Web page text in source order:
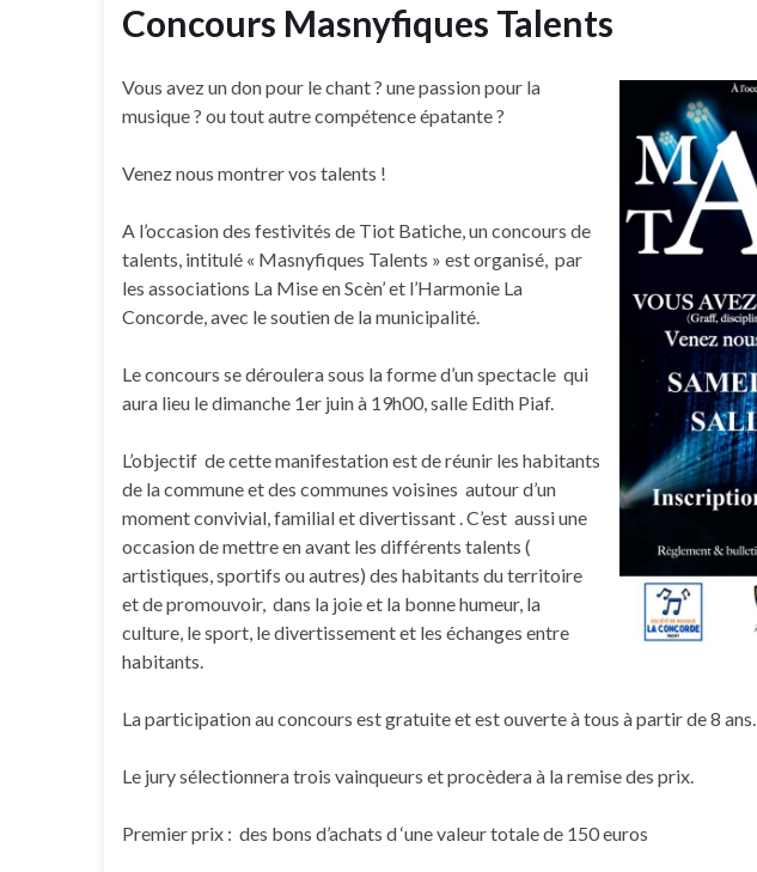
Concours Masnyfiques Talents
Vous avez un don pour le chant ? une passion pour la
musique ? ou tout autre compétence épatante ?
Venez nous montrer vos talents !
A l’occasion des festivités de Tiot Batiche, un concours de
talents, intitulé « Masnyfiques Talents » est organisé, par
les associations La Mise en Scèn’ et l’Harmonie La
Concorde, avec le soutien de la municipalité.
Le concours se déroulera sous la forme d’un spectacle qui
aura lieu le dimanche 1er juin à 19h00, salle Edith Piaf.
L’objectif de cette manifestation est de réunir les habitants
de la commune et des communes voisines autour d’un
moment convivial, familial et divertissant . C’est aussi une
occasion de mettre en avant les différents talents (
artistiques, sportifs ou autres) des habitants du territoire
et de promouvoir, dans la joie et la bonne humeur, la
culture, le sport, le divertissement et les échanges entre
habitants.
La participation au concours est gratuite et est ouverte à tous à partir de 8 ans.
Le jury sélectionnera trois vainqueurs et procèdera à la remise des prix.
Premier prix : des bons d’achats d ‘une valeur totale de 150 euros